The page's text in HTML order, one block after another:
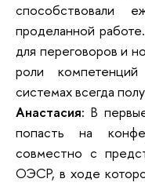
способствовали
проделанной
для переговоров и
роли
системах всегда
Анастасия: В
попасть на
совместно с
ОЭСР, в ходе